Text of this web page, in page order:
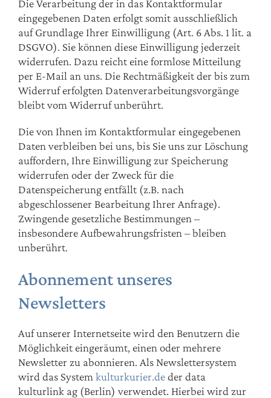
Die Verarbeitung der in das Kontaktformular
eingegebenen Daten erfolgt somit ausschließlich
auf Grundlage Ihrer Einwilligung (Art. 6 Abs. 1 lit. a
DSGVO). Sie können diese Einwilligung jederzeit
widerrufen. Dazu reicht eine formlose Mitteilung
per E-Mail an uns. Die Rechtmäßigkeit der bis zum
Widerruf erfolgten Datenverarbeitungsvorgänge
bleibt vom Widerruf unberührt.
Die von Ihnen im Kontaktformular eingegebenen
Daten verbleiben bei uns, bis Sie uns zur Löschung
auffordern, Ihre Einwilligung zur Speicherung
widerrufen oder der Zweck für die
Datenspeicherung entfällt (z.B. nach
abgeschlossener Bearbeitung Ihrer Anfrage).
Zwingende gesetzliche Bestimmungen –
insbesondere Aufbewahrungsfristen – bleiben
unberührt.
Abonnement unseres
Newsletters
Auf unserer Internetseite wird den Benutzern die
Möglichkeit eingeräumt, einen oder mehrere
Newsletter zu abonnieren. Als Newslettersystem
wird das System kulturkurier.deder data
kulturlink ag (Berlin) verwendet. Hierbei wird zur